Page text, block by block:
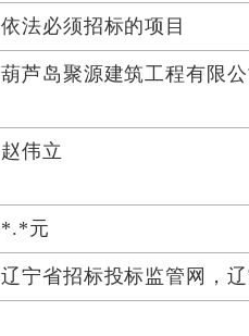
依法必须招标的项目
葫芦岛聚源建筑工程有限
赵伟立
*.*元
辽宁省招标投标监管网，